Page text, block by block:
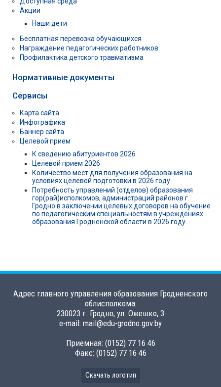
Акции
Наши дети
Бесплатная перевозка обучающихся
Награждение педагогических работников
Профилактика детского травматизма
Нормативные документы
Сервисы
Карта сайта
Инфографика
Баннер сайта
Целевой прием
К сведению абитуриентов 2026
Целевой прием 2026
Количество мест для получения образования на
условиях целевой подготовки в 2026 году
Потребность управлений (отделов) образования
гор(рай)исполкомов, администраций районов г.
Гродно в заключении целевых договоров на обучение
по педагогическим специальностям в учреждениях
образования Гродненской области в 2026 году
Адрес главного управления образования Гродненского
облисполкома:
230023 г. Гродно, ул. Ожешко, 3
e-mail: mail@edu-grodno.gov.by
Приемная: (0152) 77 16 46
Факс: (0152) 77 16 46
Скачать логотип